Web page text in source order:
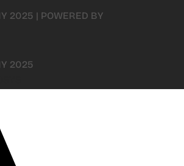
2025 | POWERED BY
2025